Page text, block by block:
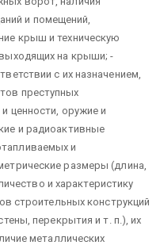
и помещений,
крыш и техническую
выходящих на крыши; -
с их назначением,
преступных
ценности, оружие и
и радиоактивные
и
размеры (длина,
и характеристику
строительных конструкций
перекрытия и т. п.), их
металлических